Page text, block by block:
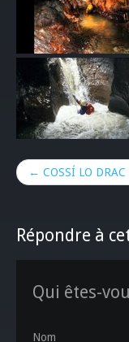
← COSSÍ LO DRAC
Répondre à
Qui êtes-
Nom